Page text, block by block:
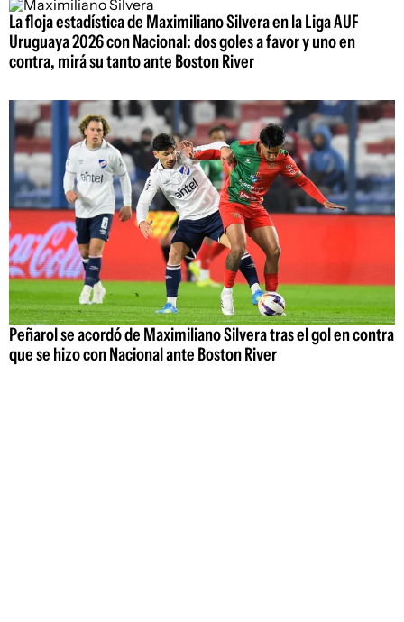
La floja estadística de Maximiliano Silvera en la Liga AUF
Uruguaya 2026 con Nacional: dos goles a favor y uno en
contra, mirá su tanto ante Boston River
Peñarol se acordó de Maximiliano Silvera tras el gol en contra
que se hizo con Nacional ante Boston River